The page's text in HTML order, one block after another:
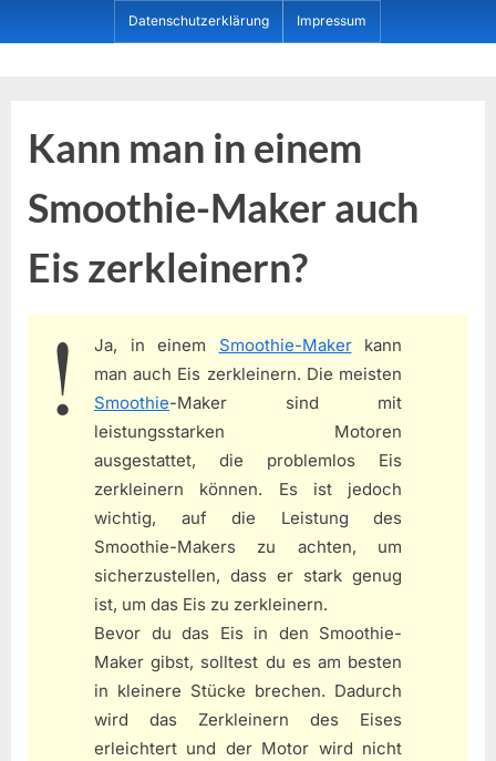
to
Datenschutzerklärung Impressum
Kann man in einem
Smoothie-Maker auch
Eis zerkleinern?
Ja, in einem Smoothie-Makerkann
man auch Eis zerkleinern. Die meisten
Smoothie-Maker sind mit
leistungsstarken Motoren
ausgestattet, die problemlos Eis
zerkleinern können. Es ist jedoch
wichtig, auf die Leistung des
Smoothie-Makers zu achten, um
sicherzustellen, dass er stark genug
ist, um das Eis zu zerkleinern.
Bevor du das Eis in den Smoothie-
Maker gibst, solltest du es am besten
in kleinere Stücke brechen. Dadurch
wird das Zerkleinern des Eises
erleichtert und der Motor wird nicht